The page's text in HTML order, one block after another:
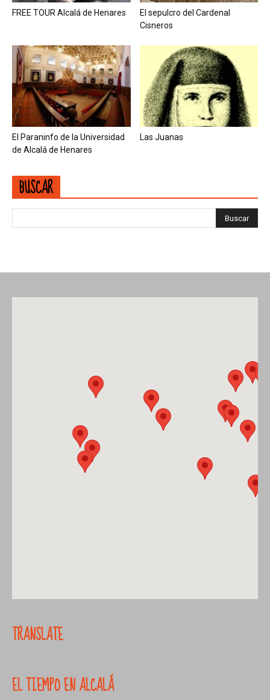
FREE TOUR Alcalá de Henares
El sepulcro del Cardenal
Cisneros
El Paraninfo de la Universidad
de Alcalá de Henares
Las Juanas
BUSCAR
TRANSLATE
EL TIEMPO EN ALCALÁ